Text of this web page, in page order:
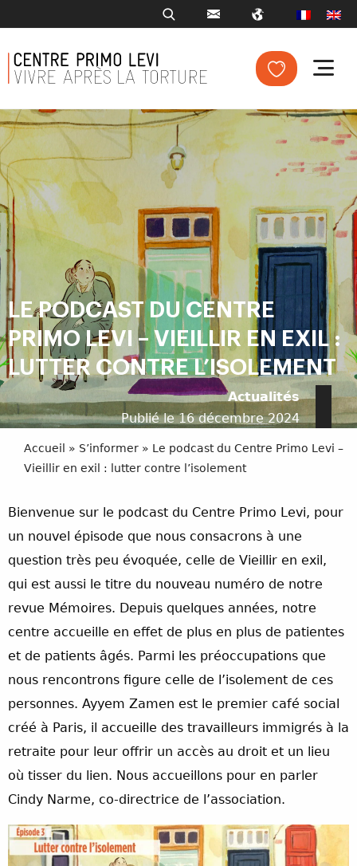
LE PODCAST DU CENTRE
PRIMO LEVI – VIEILLIR EN EXIL :
LUTTER CONTRE L’ISOLEMENT
Actualités
Publié le 16 décembre 2024
Accueil » S’informer » Le podcast du Centre Primo Levi –
Vieillir en exil : lutter contre l’isolement
Bienvenue sur le podcast du Centre Primo Levi, pour
un nouvel épisode que nous consacrons à une
question très peu évoquée, celle de Vieillir en exil,
qui est aussi le titre du nouveau numéro de notre
revue Mémoires. Depuis quelques années, notre
centre accueille en effet de plus en plus de patientes
et de patients âgés. Parmi les préoccupations que
nous rencontrons figure celle de l’isolement de ces
personnes. Ayyem Zamen est le premier café social
créé à Paris, il accueille des travailleurs immigrés à la
retraite pour leur offrir un accès au droit et un lieu
où tisser du lien. Nous accueillons pour en parler
Cindy Narme, co-directrice de l’association.